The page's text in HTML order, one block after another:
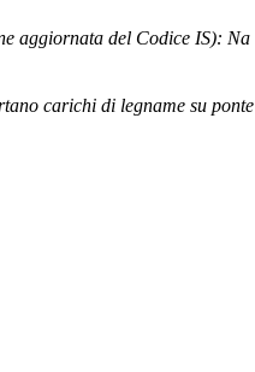
aggiornata del Codice IS): Na
carichi di legname su ponte